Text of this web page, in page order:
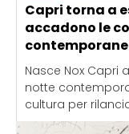
Capri torna a
accadono le
Nasce Nox Capri
notte
cultura per